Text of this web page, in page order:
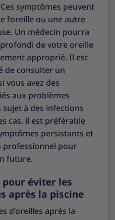
symptômes peuvent
l’oreille ou une autre
Un médecin pourra
de votre oreille
approprié. Il est
de consulter un
vous avez des
aux problèmes
sujet à des infections
cas, il est préférable
persistants et
professionnel pour
future.
éviter les
après la piscine
d’oreilles après la